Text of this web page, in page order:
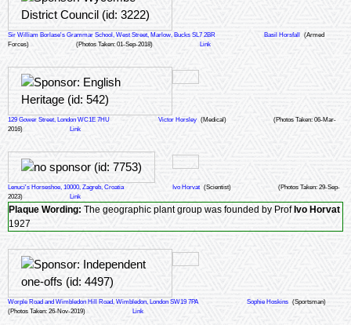
Sir William Borlase's Grammar School, West Street, Marlow, Bucks SL7 2BR Basil Horsfall
(Armed
Forces)
(Photos Taken: 01-Sep-2018) Link
129 Gower Street, London WC1E 7HU Victor Horsley (Medical)
(Photos Taken: 06-Mar-
2016)
Link
Lenuci's Horseshoe, 10000, Zagreb, Croatia Ivo Horvat (Scientist)
(Photos Taken: 29-Sep-
2023)
Link
Plaque Wording: The geographic plant group was founded by Prof Ivo Horvat
1927
Worple Road and Wimbledon Hill Road, Wimbledon, London SW19 7PA Sophie Hoskins (Sportsman)
(Photos Taken: 26-Nov-2019)
Link